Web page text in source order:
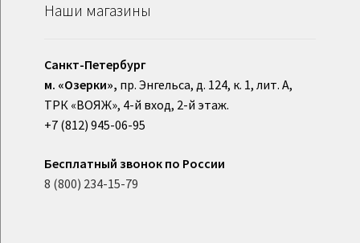
Наши магазины
Санкт-Петербург
м. «Озерки», пр. Энгельса, д. 124, к. 1, лит. А,
ТРК «ВОЯЖ», 4-й вход, 2-й этаж.
+7 (812) 945-06-95
Бесплатный звонок по России
8 (800) 234-15-79